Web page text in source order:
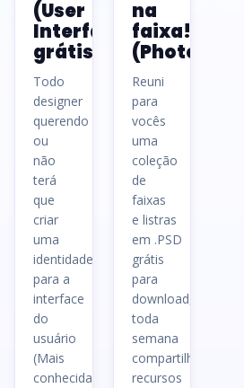
(User
Interface)
grátis
Todo
designer
querendo
ou
não
terá
que
criar
uma
identidade
para a
interface
do
usuário
(Mais
conhecida
na
faixa!
(Photoshop)
Reuni
para
vocês
uma
coleção
de
faixas
e listras
em .PSD
grátis
para
download,
toda
semana
compartilharei
recursos